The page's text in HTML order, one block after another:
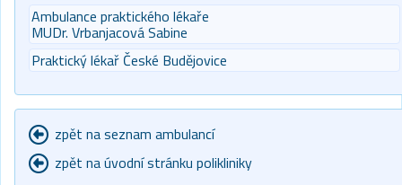
Ambulance praktického lékaře
MUDr. Vrbanjacová Sabine
Praktický lékař České Budějovice
zpět na seznam ambulancí
zpět na úvodní stránku polikliniky